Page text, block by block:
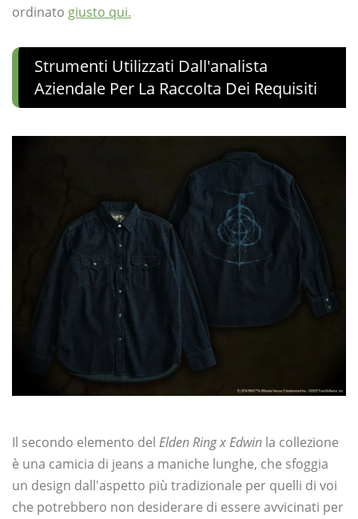
ordinato giusto qui.
Strumenti Utilizzati Dall'analista
Aziendale Per La Raccolta Dei Requisiti
Il secondo elemento del Elden Ring x Edwin la collezione
è una camicia di jeans a maniche lunghe, che sfoggia
un design dall'aspetto più tradizionale per quelli di voi
che potrebbero non desiderare di essere avvicinati per